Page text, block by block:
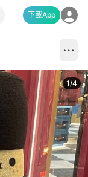
下載App
1/4